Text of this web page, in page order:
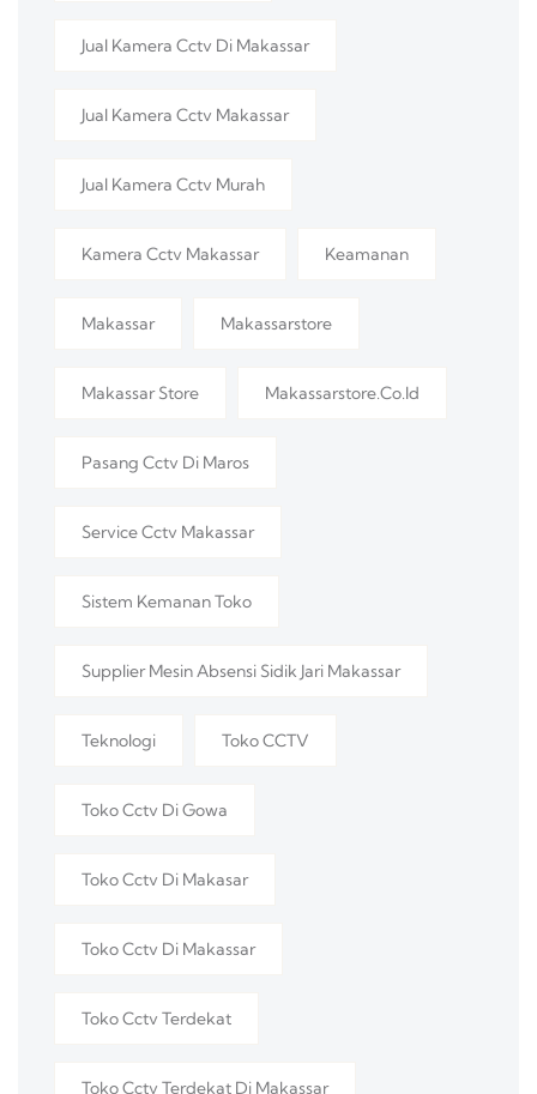
Jual Kamera Cctv Di Makassar
Jual Kamera Cctv Makassar
Jual Kamera Cctv Murah
Kamera Cctv Makassar Keamanan
Makassar Makassarstore
Makassar Store Makassarstore.co.id
Pasang Cctv Di Maros
Service Cctv Makassar
Sistem Kemanan Toko
Supplier Mesin Absensi Sidik Jari Makassar
Teknologi Toko CCTV
Toko Cctv Di Gowa
Toko Cctv Di Makasar
Toko Cctv Di Makassar
Toko Cctv Terdekat
Toko Cctv Terdekat Di Makassar